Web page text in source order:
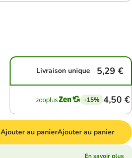
Livraison unique 5,29 €
-15% 4,50 €
Ajouter au panierAjouter au panier
En savoir plus